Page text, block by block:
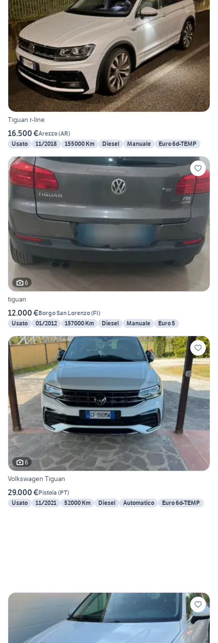
Tiguan r-line
16.500 €Arezzo(AR)
Usato
11/2018 155000 Km Diesel Manuale Euro 6d-TEMP
6
tiguan
12.000 €Borgo San Lorenzo(FI)
Usato
01/2012 157000 Km Diesel Manuale Euro 5
6
Volkswagen Tiguan
29.000 €Pistoia (PT)
Usato
11/2021 52000 Km Diesel Automatico Euro 6d-TEMP